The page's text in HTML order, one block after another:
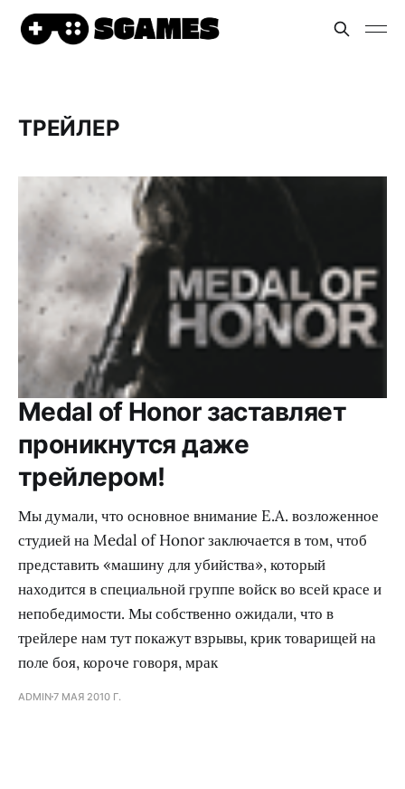
ТРЕЙЛЕР
Medal of Honor заставляет
проникнутся даже
трейлером!
Мы думали, что основное внимание E.A. возложенное
студией на Medal of Honor заключается в том, чтоб
представить «машину для убийства», который
находится в специальной группе войск во всей красе и
непобедимости. Мы собственно ожидали, что в
трейлере нам тут покажут взрывы, крик товарищей на
поле боя, короче говоря, мрак
ADMIN7 МАЯ 2010 Г.